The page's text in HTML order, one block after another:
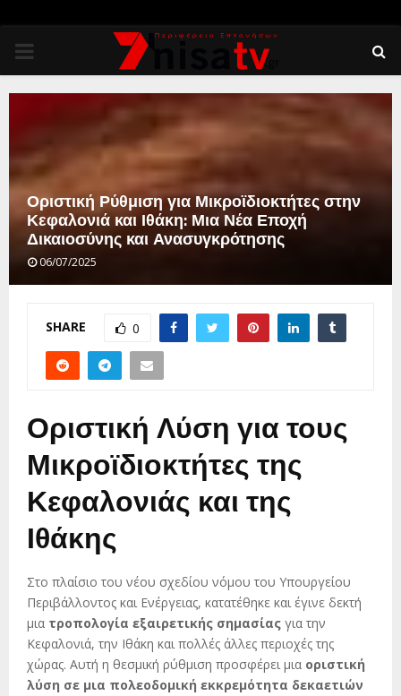
PRIMARY
MENU
Οριστική Ρύθμιση για Μικροϊδιοκτήτες στην
Κεφαλονιά και Ιθάκη: Μια Νέα Εποχή
Δικαιοσύνης και Ανασυγκρότησης
06/07/2025
SHARE 0
Οριστική Λύση για τους
Μικροϊδιοκτήτες της
Κεφαλονιάς και της
Ιθάκης
Στο πλαίσιο του νέου σχεδίου νόμου του Υπουργείου
Περιβάλλοντος και Ενέργειας, κατατέθηκε και έγινε δεκτή
μια τροπολογία εξαιρετικής σημασίας για την
Κεφαλονιά, την Ιθάκη και πολλές άλλες περιοχές της
χώρας. Αυτή η θεσμική ρύθμιση προσφέρει μια οριστική
λύση σε μια πολεοδομική εκκρεμότητα δεκαετιών